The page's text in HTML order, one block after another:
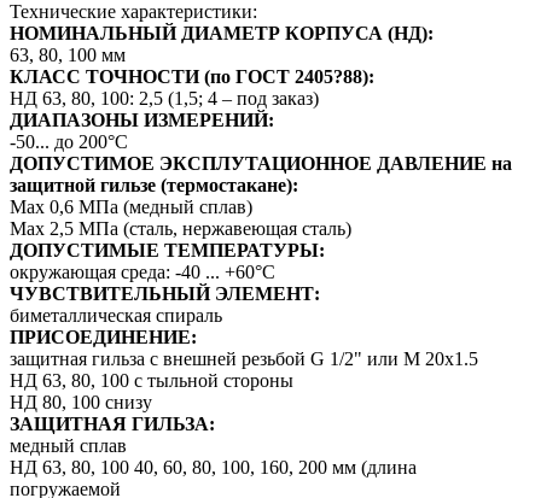
Технические характеристики:
НОМИНАЛЬНЫЙ ДИАМЕТР КОРПУСА (НД):
63, 80, 100 мм
КЛАСС ТОЧНОСТИ (по ГОСТ 2405?88):
НД 63, 80, 100: 2,5 (1,5; 4 – под заказ)
ДИАПАЗОНЫ ИЗМЕРЕНИЙ:
-50... до 200°С
ДОПУСТИМОЕ ЭКСПЛУТАЦИОННОЕ ДАВЛЕНИЕ на
защитной гильзе (термостакане):
Max 0,6 МПа (медный сплав)
Max 2,5 МПа (сталь, нержавеющая сталь)
ДОПУСТИМЫЕ ТЕМПЕРАТУРЫ:
окружающая среда: -40 ... +60°С
ЧУВСТВИТЕЛЬНЫЙ ЭЛЕМЕНТ:
биметаллическая спираль
ПРИСОЕДИНЕНИЕ:
защитная гильза с внешней резьбой G 1/2" или М 20х1.5
НД 63, 80, 100 с тыльной стороны
НД 80, 100 снизу
ЗАЩИТНАЯ ГИЛЬЗА:
медный сплав
НД 63, 80, 100 40, 60, 80, 100, 160, 200 мм (длина
погружаемой